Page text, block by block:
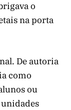
o
na porta
De autoria
como
ou